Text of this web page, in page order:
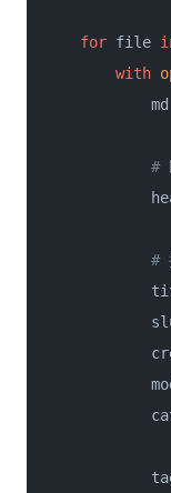
for file
with
md =
#
header =
#
title =
slug =
tag